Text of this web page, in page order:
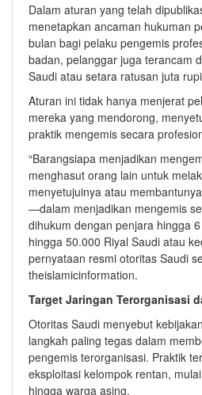
Dalam aturan yang telah
menetapkan ancaman hukuman
bulan bagi pelaku pengemis
badan, pelanggar juga terancam
Saudi atau setara ratusan juta
Aturan ini tidak hanya menjerat
mereka yang mendorong,
praktik mengemis secara
“Barangsiapa menjadikan
menghasut orang lain untuk
menyetujuinya atau
—dalam menjadikan mengemis
dihukum dengan penjara hingga
hingga 50.000 Riyal Saudi atau
pernyataan resmi otoritas Saudi
theislamicinformation.
Target Jaringan Terorganisasi
Otoritas Saudi menyebut
langkah paling tegas dalam
pengemis terorganisasi. Praktik
eksploitasi kelompok rentan,
hingga warga asing.